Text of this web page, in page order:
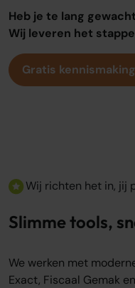
Heb je te lang
Wij leveren het
Gratis
Wij richten het in, jij
Slimme tools,
We werken met
Exact, Fiscaal Gemak